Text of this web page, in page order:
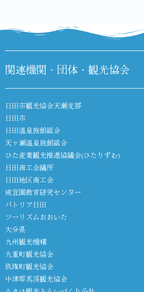
関連機関・団体・観光協会
日田市観光協会天瀬支部
日田市
日田温泉旅館組合
天ヶ瀬温泉旅館組合
ひた産業観光推進協議会(ひたりずむ)
日田商工会議所
日田地区商工会
咸宜園教育研究センター
パトリア日田
ツーリズムおおいた
大分県
九州観光機構
九重町観光協会
玖珠町観光協会
中津耶馬渓観光協会